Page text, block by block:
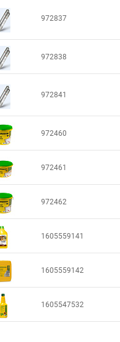
972837
972838
972841
972460
972461
972462
1605559141
1605559142
1605547532